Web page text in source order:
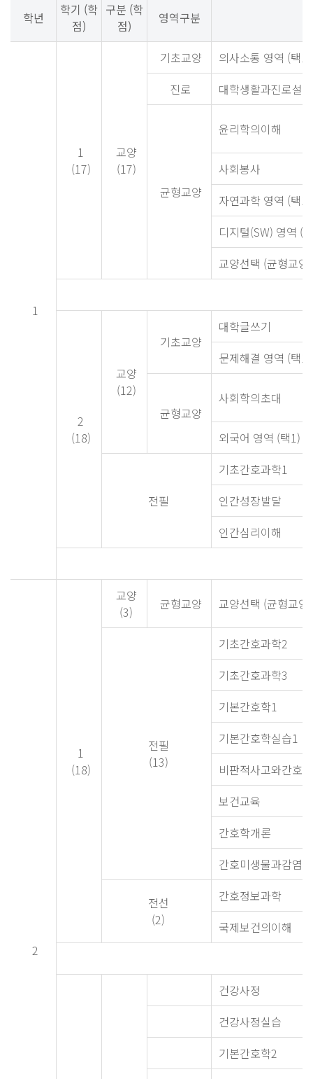
학년
학기 (학
점)
구분 (학
점)
영역구분
1
1
(17)
교양
(17)
기초교양
의사소통 영역 (택1)
진로
대학생활과진로설
균형교양
윤리학의이해
사회봉사
자연과학 영역 (택1)
디지털(SW) 영역 (
교양선택 (균형교
2
(18)
교양
(12)
기초교양
대학글쓰기
문제해결 영역 (택1)
균형교양
사회학의초대
외국어 영역 (택1)
전필
기초간호과학1
인간성장발달
인간심리이해
2
1
(18)
교양
(3)
균형교양 교양선택 (균형교
전필
(13)
기초간호과학2
기초간호과학3
기본간호학1
기본간호학실습1
비판적사고와간호
보건교육
간호학개론
간호미생물과감염
전선
(2)
간호정보과학
국제보건의이해
건강사정
건강사정실습
기본간호학2